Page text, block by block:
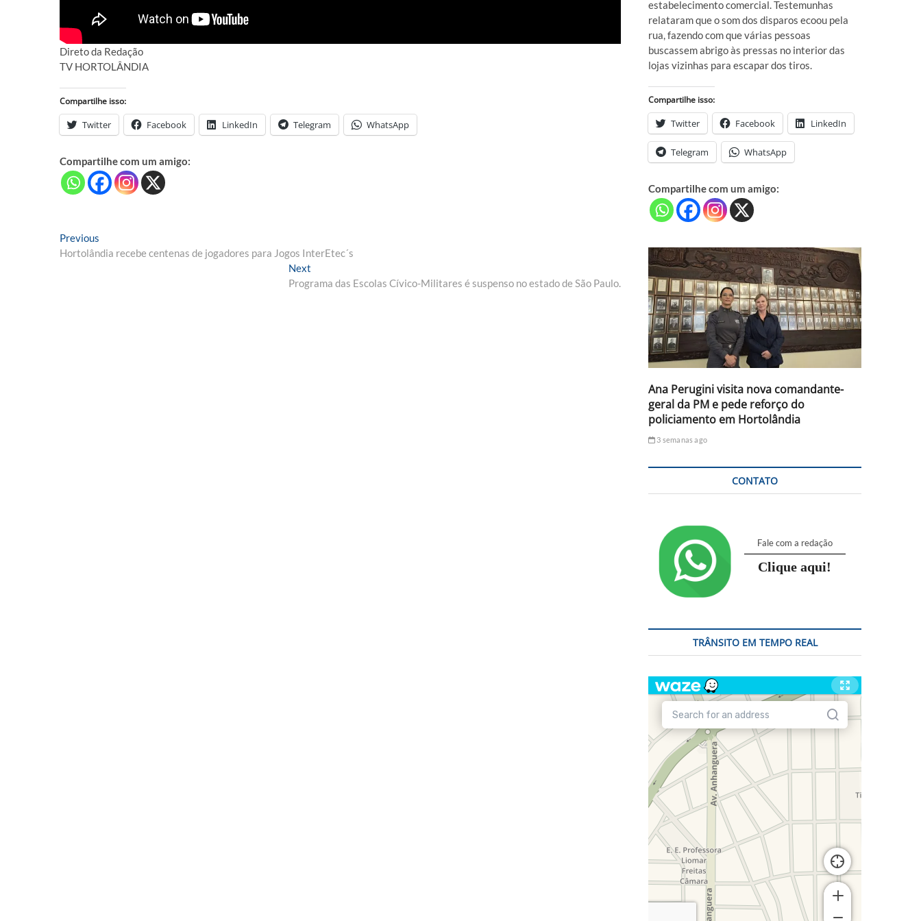
Direto da Redação
TV HORTOLÂNDIA
Compartilhe isso:
Twitter Facebook LinkedIn Telegram WhatsApp
Compartilhe com um amigo:
Navegação
de
Previous
post:
Hortolândia recebe centenas de jogadores para Jogos InterEtec´s
Next
post:
Programa das Escolas Cívico-Militares é suspenso no estado de São Paulo.
estabelecimento comercial. Testemunhas
relataram que o som dos disparos ecoou pela
rua, fazendo com que várias pessoas
buscassem abrigo às pressas no interior das
lojas vizinhas para escapar dos tiros.
Compartilhe isso:
Twitter Facebook LinkedIn
Telegram WhatsApp
Compartilhe com um amigo:
Ana Perugini visita nova comandante-
geral da PM e pede reforço do
policiamento em Hortolândia
3 semanas ago
CONTATO
Fale com a redação
Clique aqui!
TRÂNSITO EM TEMPO REAL